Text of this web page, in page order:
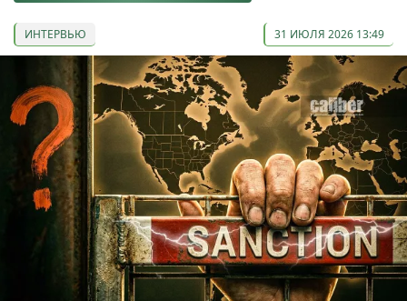
ИНТЕРВЬЮ 31 ИЮЛЯ 2026 13:49